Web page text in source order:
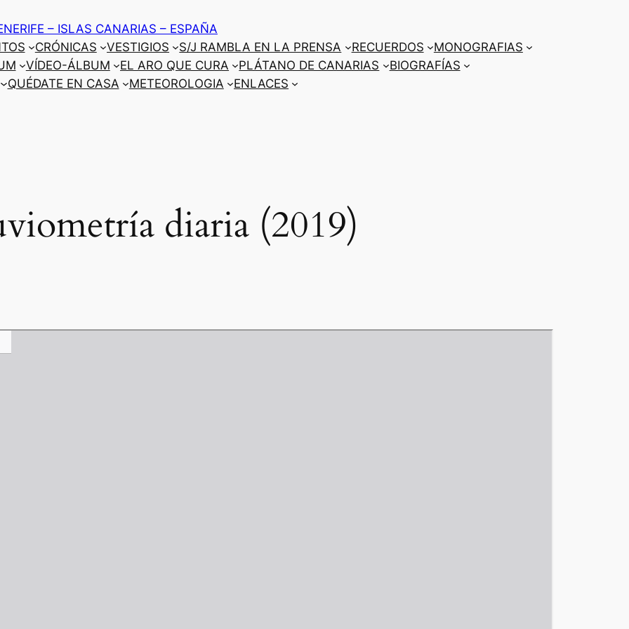
– ISLAS CANARIAS – ESPAÑA
CRÓNICAS VESTIGIOS S/J RAMBLA EN LA PRENSA RECUERDOS
MONOGRAFIAS
VÍDEO-ÁLBUM EL ARO QUE CURA PLÁTANO DE CANARIAS
BIOGRAFÍAS
QUÉDATE EN CASA METEOROLOGIA ENLACES
diaria (2019)